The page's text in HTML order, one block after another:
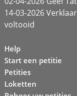
14-03-2026
voltooid
Help
Start een petitie
Petities
Loketten